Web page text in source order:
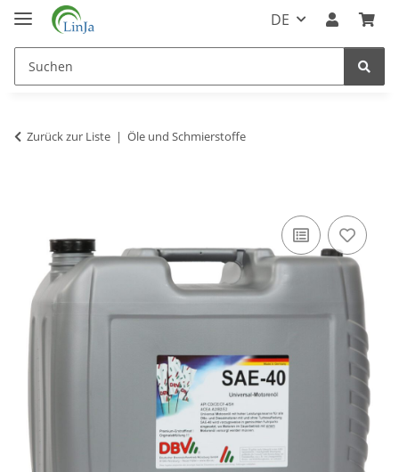
DE
Zurück zur Liste Öle und Schmierstoffe